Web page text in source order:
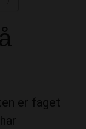
er faget